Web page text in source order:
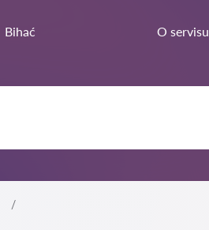
Bihać O servisu